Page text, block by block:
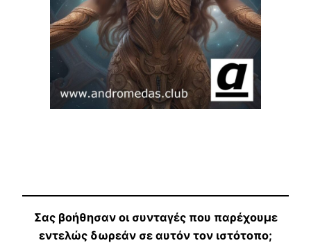
Σας βοήθησαν οι συνταγές που παρέχουμε
εντελώς δωρεάν σε αυτόν τον ιστότοπο;